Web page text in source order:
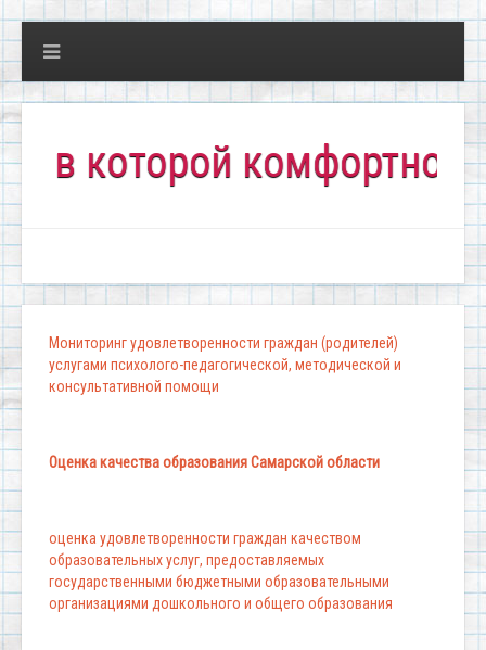
комфортно всем!"
Мониторинг удовлетворенности граждан (родителей)
услугами психолого-педагогической, методической и
консультативной помощи
Оценка качества образования Самарской области
оценка удовлетворенности граждан качеством
образовательных услуг, предоставляемых
государственными бюджетными образовательными
организациями дошкольного и общего образования